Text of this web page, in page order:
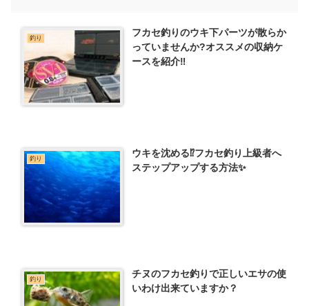
釣り
フカセ釣りのウキ下パーツが散らか
っていませんか?オススメの収納ケ
ースを紹介‼️
釣り
ウキを沈める⁉️フカセ釣り上級者へ
ステップアップする方法✨
釣り
チヌのフカセ釣りで正しいエサの使
いわけ出来ていますか？